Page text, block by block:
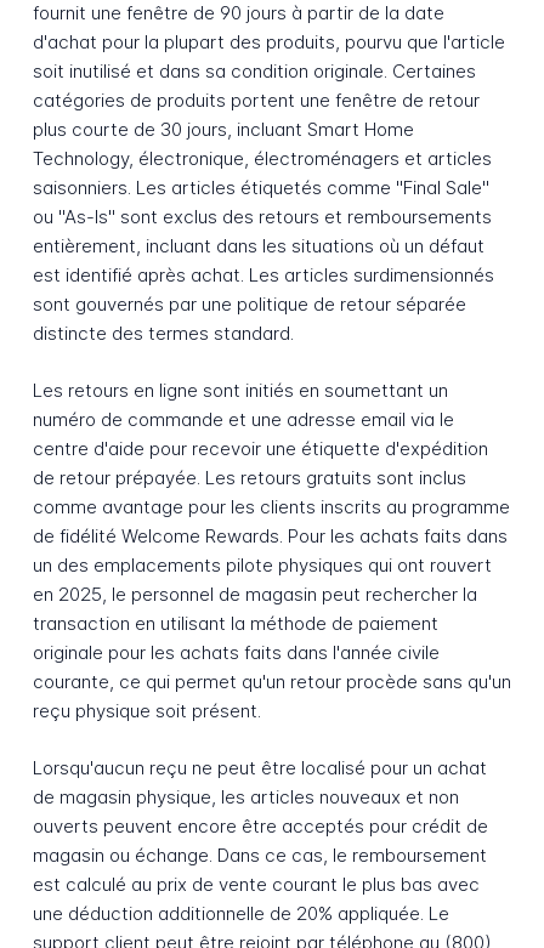
fournit une fenêtre de 90 jours à partir de la date
d'achat pour la plupart des produits, pourvu que l'article
soit inutilisé et dans sa condition originale. Certaines
catégories de produits portent une fenêtre de retour
plus courte de 30 jours, incluant Smart Home
Technology, électronique, électroménagers et articles
saisonniers. Les articles étiquetés comme "Final Sale"
ou "As-Is" sont exclus des retours et remboursements
entièrement, incluant dans les situations où un défaut
est identifié après achat. Les articles surdimensionnés
sont gouvernés par une politique de retour séparée
distincte des termes standard.
Les retours en ligne sont initiés en soumettant un
numéro de commande et une adresse email via le
centre d'aide pour recevoir une étiquette d'expédition
de retour prépayée. Les retours gratuits sont inclus
comme avantage pour les clients inscrits au programme
de fidélité Welcome Rewards. Pour les achats faits dans
un des emplacements pilote physiques qui ont rouvert
en 2025, le personnel de magasin peut rechercher la
transaction en utilisant la méthode de paiement
originale pour les achats faits dans l'année civile
courante, ce qui permet qu'un retour procède sans qu'un
reçu physique soit présent.
Lorsqu'aucun reçu ne peut être localisé pour un achat
de magasin physique, les articles nouveaux et non
ouverts peuvent encore être acceptés pour crédit de
magasin ou échange. Dans ce cas, le remboursement
est calculé au prix de vente courant le plus bas avec
une déduction additionnelle de 20% appliquée. Le
support client peut être rejoint par téléphone au (800)